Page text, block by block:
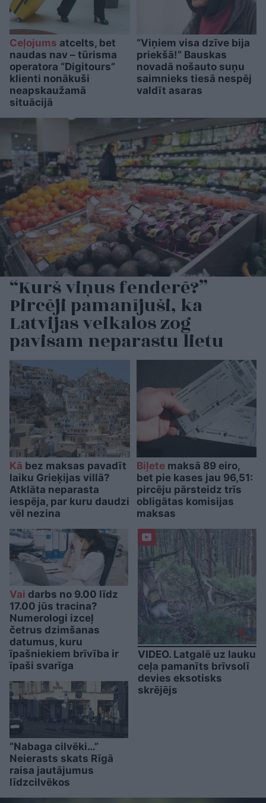
Ceļojums atcelts, bet
naudas nav – tūrisma
operatora “Digitours”
klienti nonākuši
neapskaužamā
situācijā
“Viņiem visa dzīve bija
priekšā!” Bauskas
novadā nošauto suņu
saimnieks tiesā nespēj
valdīt asaras
“Kurš viņus fenderē?”
Pircēji pamanījuši, ka
Latvijas veikalos zog
pavisam neparastu lietu
Kā bez maksas pavadīt
laiku Grieķijas villā?
Atklāta neparasta
iespēja, par kuru daudzi
vēl nezina
Biļetemaksā 89 eiro,
bet pie kases jau 96,51:
pircēju pārsteidz trīs
obligātas komisijas
maksas
Vai darbs no 9.00 līdz
17.00 jūs tracina?
Numerologi izceļ
četrus dzimšanas
datumus, kuru
īpašniekiem brīvība ir
īpaši svarīga
“Nabaga cilvēki…”
Neierasts skats Rīgā
raisa jautājumus
līdzcilvēkos
VIDEO. Latgalē uz lauku
ceļa pamanīts brīvsolī
devies eksotisks
skrējējs